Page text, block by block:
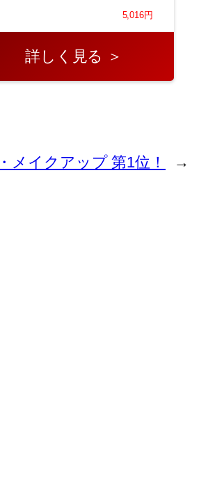
5,016円
詳しく見る ＞
メイクアップ 第1位！ →